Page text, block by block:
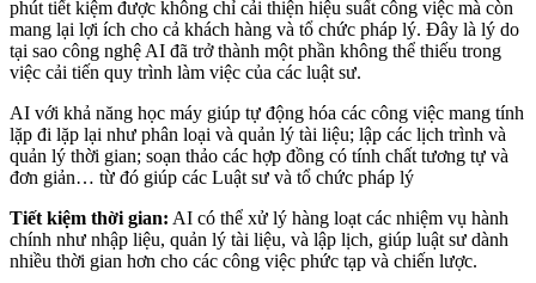
phút tiết kiệm được không chỉ cải thiện hiệu suất công việc mà còn
mang lại lợi ích cho cả khách hàng và tổ chức pháp lý. Đây là lý do
tại sao công nghệ AI đã trở thành một phần không thể thiếu trong
việc cải tiến quy trình làm việc của các luật sư.
AI với khả năng học máy giúp tự động hóa các công việc mang tính
lặp đi lặp lại như phân loại và quản lý tài liệu; lập các lịch trình và
quản lý thời gian; soạn thảo các hợp đồng có tính chất tương tự và
đơn giản… từ đó giúp các Luật sư và tổ chức pháp lý
Tiết kiệm thời gian: AI có thể xử lý hàng loạt các nhiệm vụ hành
chính như nhập liệu, quản lý tài liệu, và lập lịch, giúp luật sư dành
nhiều thời gian hơn cho các công việc phức tạp và chiến lược.